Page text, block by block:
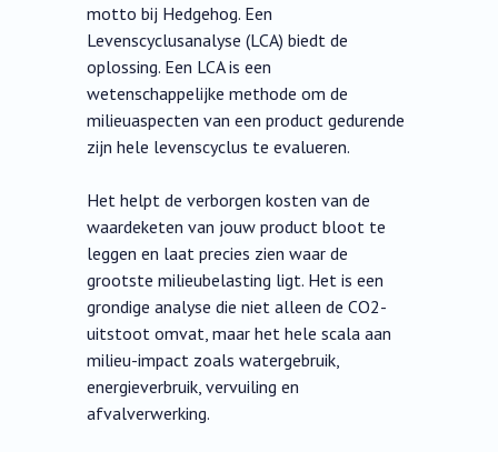
motto bij Hedgehog. Een
Levenscyclusanalyse (LCA) biedt de
oplossing. Een LCA is een
wetenschappelijke methode om de
milieuaspecten van een product gedurende
zijn hele levenscyclus te evalueren.
Het helpt de verborgen kosten van de
waardeketen van jouw product bloot te
leggen en laat precies zien waar de
grootste milieubelasting ligt. Het is een
grondige analyse die niet alleen de CO2-
uitstoot omvat, maar het hele scala aan
milieu-impact zoals watergebruik,
energieverbruik, vervuiling en
afvalverwerking.